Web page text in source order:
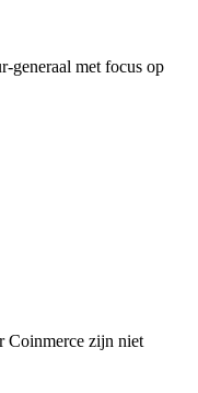
generaal met focus op
Coinmerce zijn niet